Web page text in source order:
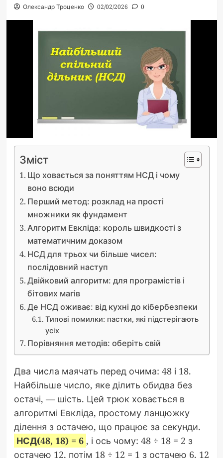
Олександр Троценко 02/02/2026 0
Зміст
Що ховається за поняттям НСД і чому
воно всюди
Перший метод: розклад на прості
множники як фундамент
Алгоритм Евкліда: король швидкості з
математичним доказом
НСД для трьох чи більше чисел:
послідовний наступ
Двійковий алгоритм: для програмістів і
бітових магів
Де НСД оживає: від кухні до кібербезпеки
Типові помилки: пастки, які підстерігають
усіх
Порівняння методів: оберіть свій
Два числа маячать перед очима: 48 і 18.
Найбільше число, яке ділить обидва без
остачі, — шість. Цей трюк ховається в
алгоритмі Евкліда, простому ланцюжку
ділення з остачею, що працює за секунди.
НСД(48, 18) = 6 , і ось чому: 48 ÷ 18 = 2 з
остачею 12, потім 18 ÷ 12 = 1 з остачею 6, 12